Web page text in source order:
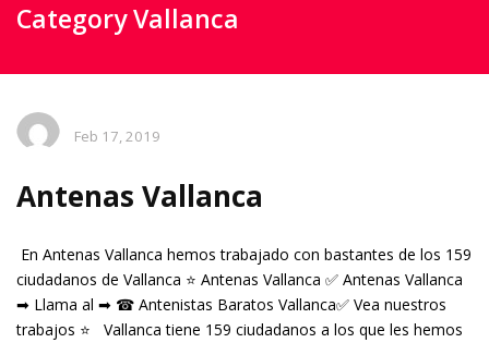
Category Vallanca
Feb 17, 2019
Antenas Vallanca
En Antenas Vallanca hemos trabajado con bastantes de los 159
ciudadanos de Vallanca ⭐ Antenas Vallanca ✅ Antenas Vallanca
➡ Llama al ➡ ☎ Antenistas Baratos Vallanca✅ Vea nuestros
trabajos ⭐ Vallanca tiene 159 ciudadanos a los que les hemos